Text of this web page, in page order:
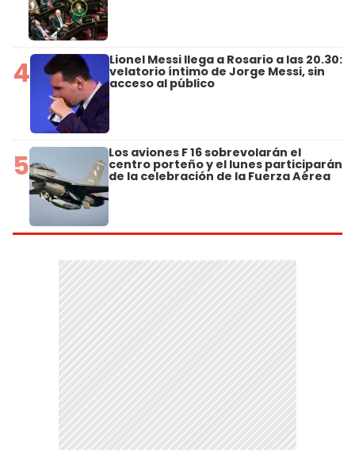
4 Lionel Messi llega a Rosario a las 20.30:
velatorio íntimo de Jorge Messi, sin
acceso al público
5 Los aviones F 16 sobrevolarán el
centro porteño y el lunes participarán
de la celebración de la Fuerza Aérea